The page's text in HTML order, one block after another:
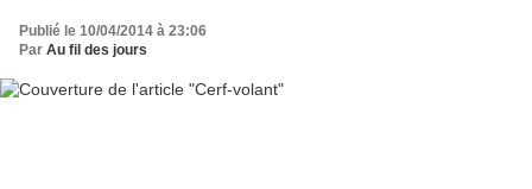
Publié le 10/04/2014 à 23:06
Par Au fil des jours